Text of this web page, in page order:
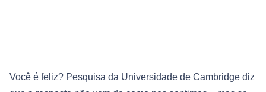
Você é feliz? Pesquisa da Universidade de Cambridge diz